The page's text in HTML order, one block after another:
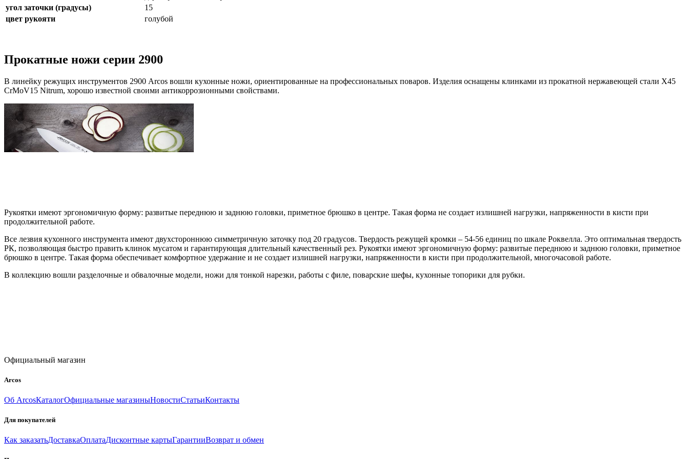
угол заточки (градусы)
15
цвет рукояти
голубой
Прокатные ножи серии 2900
В линейку режущих инструментов 2900 Arcos вошли кухонные ножи, ориентированные на профессиональных поваров. Изделия оснащены клинками из прокатной нержавеющей стали X45
CrMoV15 Nitrum, хорошо известной своими антикоррозионными свойствами.
Рукоятки имеют эргономичную форму: развитые переднюю и заднюю головки, приметное брюшко в центре. Такая форма не создает излишней нагрузки, напряженности в кисти при
продолжительной работе.
Все лезвия кухонного инструмента имеют двухстороннюю симметричную заточку под 20 градусов. Твердость режущей кромки – 54-56 единиц по шкале Роквелла. Это оптимальная твердость
РК, позволяющая быстро править клинок мусатом и гарантирующая длительный качественный рез. Рукоятки имеют эргономичную форму: развитые переднюю и заднюю головки, приметное
брюшко в центре. Такая форма обеспечивает комфортное удержание и не создает излишней нагрузки, напряженности в кисти при продолжительной, многочасовой работе.
В коллекцию вошли разделочные и обвалочные модели, ножи для тонкой нарезки, работы с филе, поварские шефы, кухонные топорики для рубки.
Официальный магазин
Arcos
Об ArcosКаталогОфициальные магазиныНовостиСтатьиКонтакты
Для покупателей
Как заказатьДоставкаОплатаДисконтные картыГарантииВозврат и обмен